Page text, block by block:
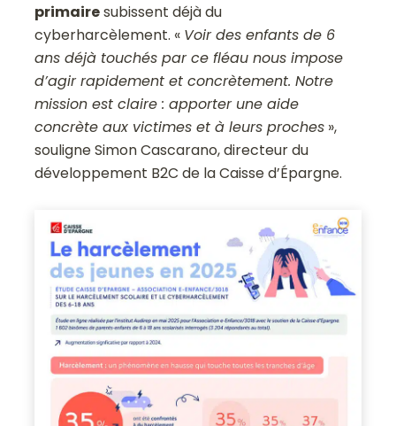
primairesubissent déjà du
cyberharcèlement. « Voir des enfants de 6
ans déjà touchés par ce fléau nous impose
d’agir rapidement et concrètement. Notre
mission est claire : apporter une aide
concrète aux victimes et à leurs proches »,
souligne Simon Cascarano, directeur du
développement B2C de la Caisse d’Épargne.